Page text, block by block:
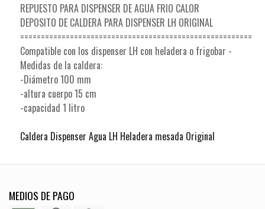
REPUESTO PARA DISPENSER DE AGUA FRIO CALOR
DEPOSITO DE CALDERA PARA DISPENSER LH ORIGINAL
========================================================
Compatible con los dispenser LH con heladera o frigobar -
Medidas de la caldera:
-Diámetro 100 mm
-altura cuerpo 15 cm
-capacidad 1 litro
Caldera Dispenser Agua LH Heladera mesada Original
MEDIOS DE PAGO